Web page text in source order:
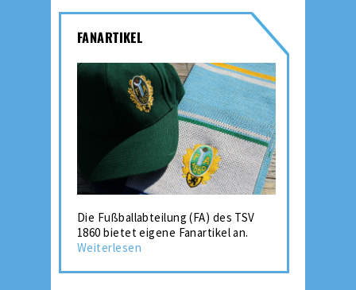
FANARTIKEL
Die Fußballabteilung (FA) des TSV
1860 bietet eigene Fanartikel an.
Weiterlesen